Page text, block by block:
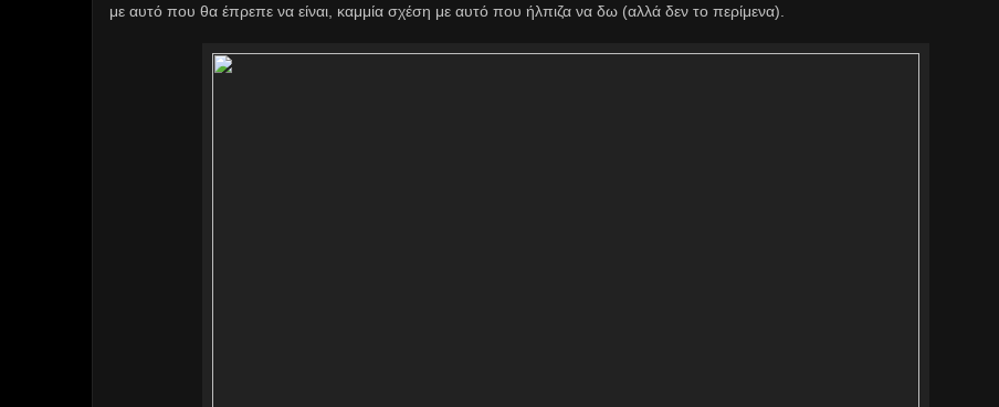
με αυτό που θα έπρεπε να είναι, καμμία σχέση με αυτό που ήλπιζα να δω (αλλά δεν το περίμενα).